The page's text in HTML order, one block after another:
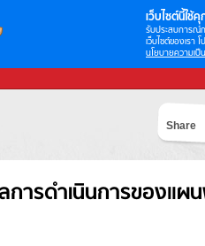
เว็บไซต์นี้ใช้คุ
รับประสบการณ์
เว็บไซต์ของเรา
นโยบายความเป็
Share
การดำเนินการของแ